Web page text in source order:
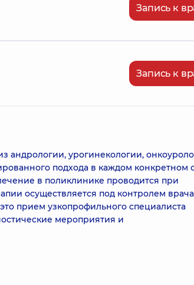
Запись к
Запись к
андрологии, урогинекологии,
подхода в каждом конкретном
в поликлинике проводится при
осуществляется под контролем
прием узкопрофильного специалиста
мероприятия и